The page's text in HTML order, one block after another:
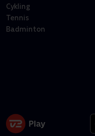
Cykling
Tennis
Badminton